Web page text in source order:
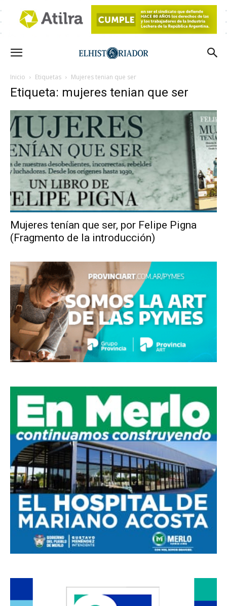
Inicio Etiquetas Mujeres tenian que ser
Etiqueta: mujeres tenian que ser
Mujeres tenían que ser, por Felipe Pigna
(Fragmento de la introducción)